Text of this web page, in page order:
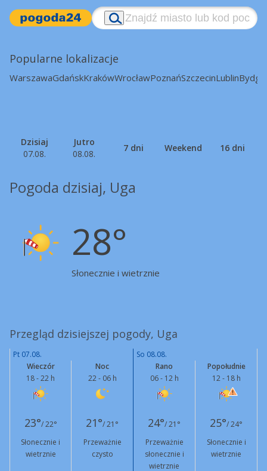
Popularne lokalizacje
WarszawaGdańskKrakówWrocławPoznańSzczecinLublin
Dzisiaj
07.08.
Jutro
08.08.
7 dni Weekend 16 dni
Pogoda dzisiaj, Uga
28°
Słonecznie i wietrznie
Przegląd dzisiejszej pogody, Uga
Pt 07.08.
So 08.08.
Wieczór
18 - 22 h
Noc
22 - 06 h
Rano
06 - 12 h
Popołudnie
12 - 18 h
23°/ 22° 21°/ 21° 24°/ 21° 25°/ 24°
Słonecznie i
wietrznie
Przeważnie
czysto
Przeważnie
słonecznie i
wietrznie
Słonecznie i
wietrznie